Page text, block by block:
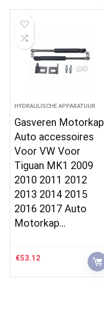
HYDRAULISCHE APPARATUUR
Gasveren Motorkap
Auto accessoires
Voor VW Voor
Tiguan MK1 2009
2010 2011 2012
2013 2014 2015
2016 2017 Auto
Motorkap…
€53.12